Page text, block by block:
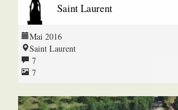
Saint Laurent
Mai 2016
Saint Laurent
7
7